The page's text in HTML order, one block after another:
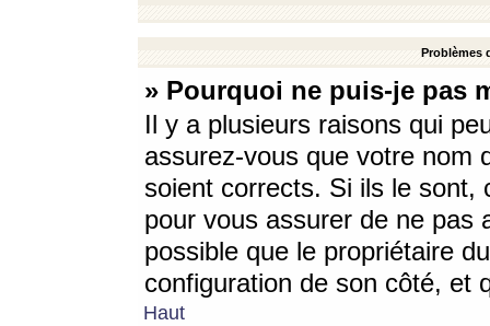
Problèmes
» Pourquoi ne puis-je pas
Il y a plusieurs raisons qui
assurez-vous que votre nom
soient corrects. Si ils le sont,
pour vous assurer de ne pas
possible que le propriétaire
configuration de son côté, et
Haut